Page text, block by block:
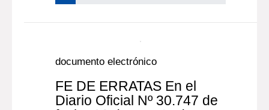
incorpora a la
Nomenclatura Común del
MERCOSUR estructurada
correspondiente régimen
arancelario, los ítems
correspondientes